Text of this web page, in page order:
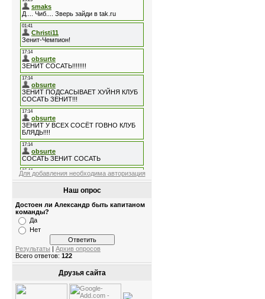
Для добавления необходима авторизация
Наш опрос
Достоен ли Александр быть капитаном
команды?
Да
Нет
Результаты | Архив опросов
Всего ответов: 122
Друзья сайта